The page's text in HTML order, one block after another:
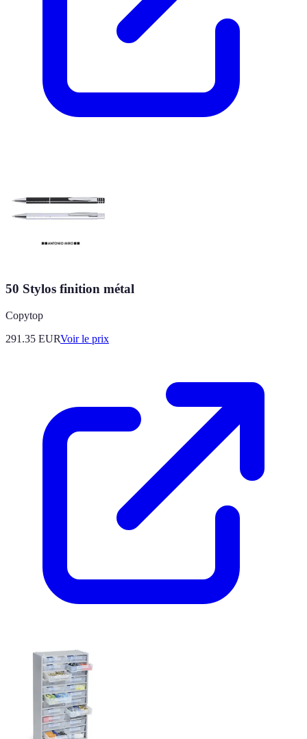
50 Stylos finition métal
Copytop
291.35 EURVoir le prix